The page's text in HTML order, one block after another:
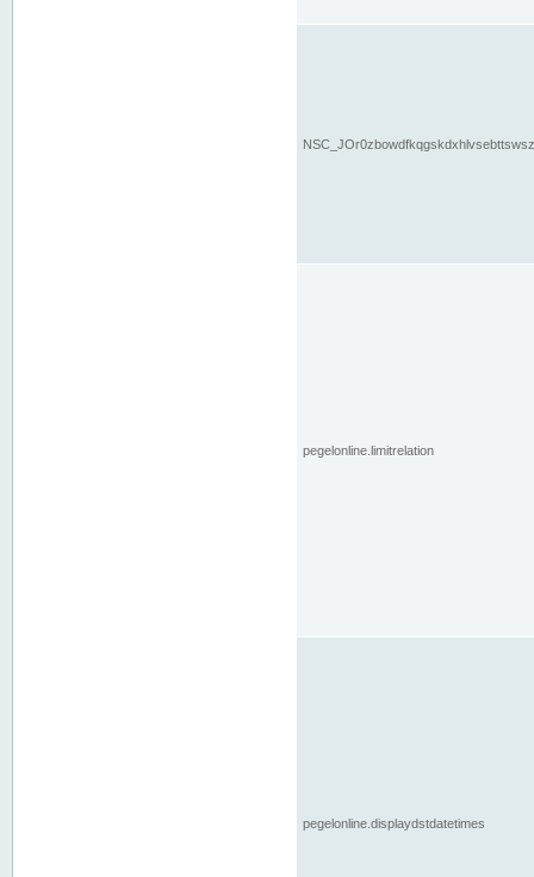
pegelonline.limitrelation
pegelonline.displaydstdatetimes